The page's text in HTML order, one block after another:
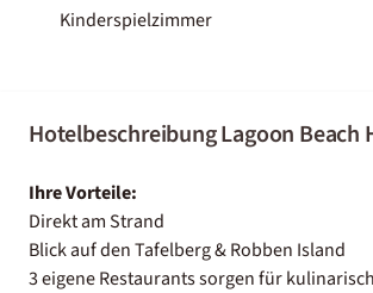
Kinderspielzimmer
Hotelbeschreibung Lagoon Beach
Ihre Vorteile:
Direkt am Strand
Blick auf den Tafelberg & Robben Island
3 eigene Restaurants sorgen für